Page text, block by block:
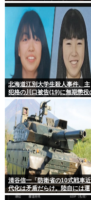
後に穏やかに旅立つ
北海道江別大学生殺人事件、主
犯格の川口被告(19)に無期懲役
判決
清谷信一「防衛省の10式戦車近
代化は矛盾だらけ。陸自には運
用理念もコスト意識もない」